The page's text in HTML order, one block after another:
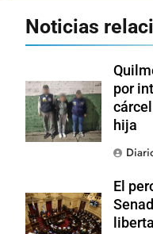
Noticias
por
hija
El